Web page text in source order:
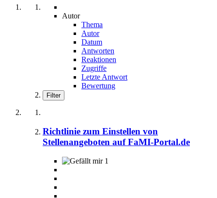
Autor
Thema
Autor
Datum
Antworten
Reaktionen
Zugriffe
Letzte Antwort
Bewertung
Filter
Richtlinie zum Einstellen von
Stellenangeboten auf FaMI-Portal.de
1